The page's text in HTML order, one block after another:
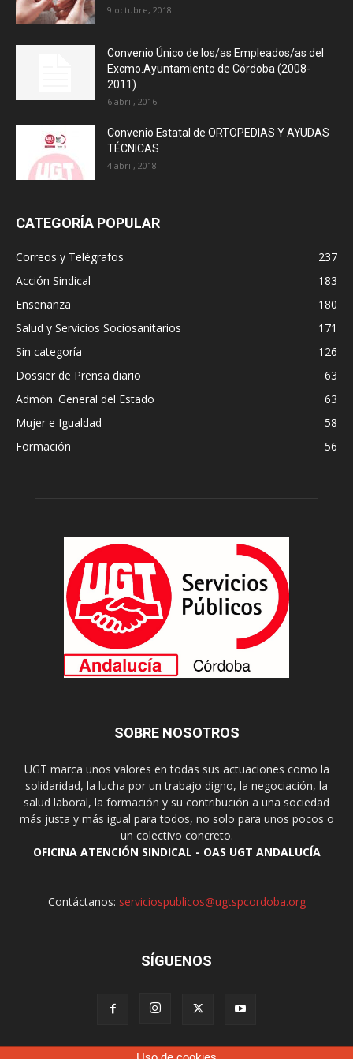
9 octubre, 2018
Convenio Único de los/as Empleados/as del
Excmo.Ayuntamiento de Córdoba (2008-
2011).
6 abril, 2016
Convenio Estatal de ORTOPEDIAS Y AYUDAS
TÉCNICAS
4 abril, 2018
CATEGORÍA POPULAR
Correos y Telégrafos
237
Acción Sindical
183
Enseñanza
180
Salud y Servicios Sociosanitarios
171
Sin categoría
126
Dossier de Prensa diario
63
Admón. General del Estado
63
Mujer e Igualdad
58
Formación
56
SOBRE NOSOTROS
UGT marca unos valores en todas sus actuaciones como la
solidaridad, la lucha por un trabajo digno, la negociación, la
salud laboral, la formación y su contribución a una sociedad
más justa y más igual para todos, no solo para unos pocos o
un colectivo concreto.
OFICINA ATENCIÓN SINDICAL - OAS UGT ANDALUCÍA
Contáctanos: serviciospublicos@ugtspcordoba.org
SÍGUENOS